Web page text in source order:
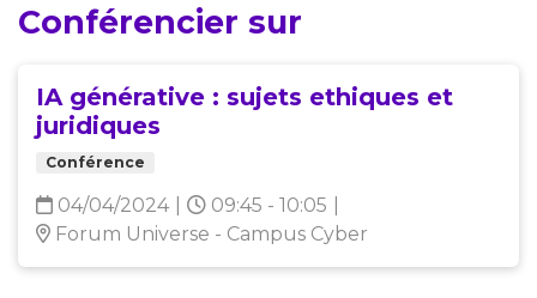
Conférencier sur
IA générative : sujets ethiques et
juridiques
Conférence
04/04/2024 09:45 - 10:05
Forum Universe - Campus Cyber